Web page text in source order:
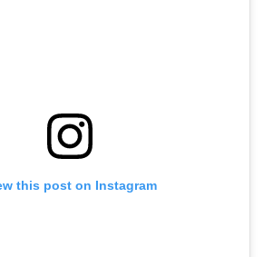
this post on Instagram